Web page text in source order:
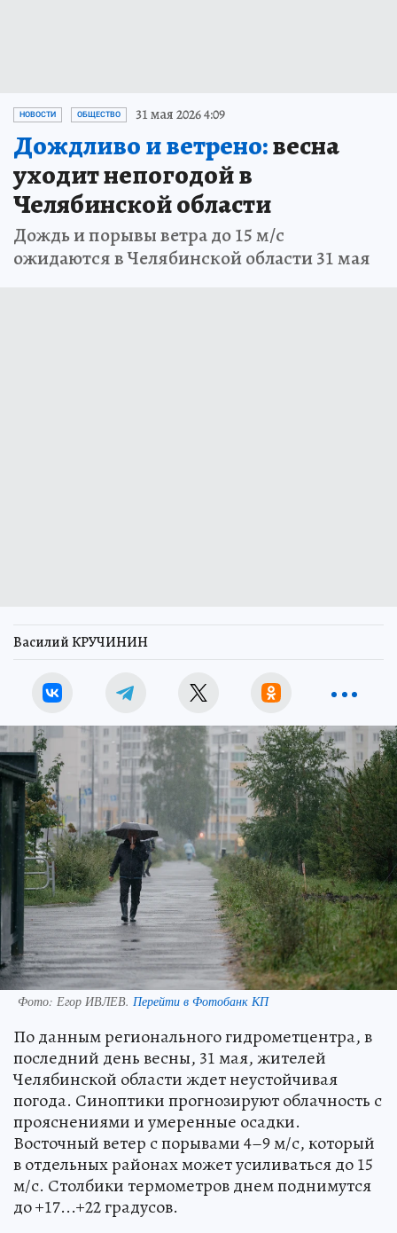
НОВОСТИ ОБЩЕСТВО 31 мая 2026 4:09
Дождливо и ветрено:весна
уходит непогодой в
Челябинской области
Дождь и порывы ветра до 15 м/с
ожидаются в Челябинской области 31 мая
Василий КРУЧИНИН
Фото: Егор ИВЛЕВ. Перейти в Фотобанк КП
По данным регионального гидрометцентра, в
последний день весны, 31 мая, жителей
Челябинской области ждет неустойчивая
погода. Синоптики прогнозируют облачность с
прояснениями и умеренные осадки.
Восточный ветер с порывами 4–9 м/с, который
в отдельных районах может усиливаться до 15
м/с. Столбики термометров днем поднимутся
до +17...+22 градусов.